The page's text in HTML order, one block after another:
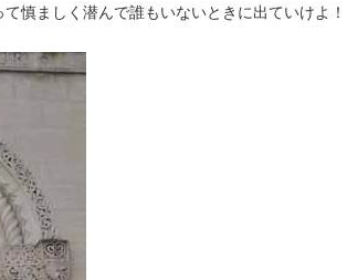
慎ましく潜んで誰もいないときに出ていけよ！